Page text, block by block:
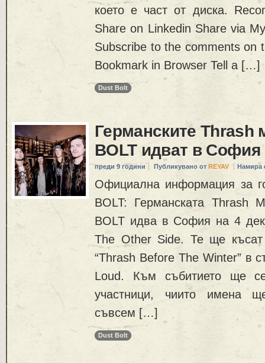
което е част от диска.
Share on Linkedin Share via
Subscribe to the comments on
Bookmark in Browser Tell a […]
Dust Bolt
Германските Thrash
BOLT идват в
преди 9 години Публикувано от REYAV Намира
Официална информация за
BOLT: Германската Thrash
BOLT идва в София на 4
The Other Side. Те ще
“Thrash Before The Winter” в
Loud. Към събитието ще
участници, чиито имена
съвсем […]
Dust Bolt